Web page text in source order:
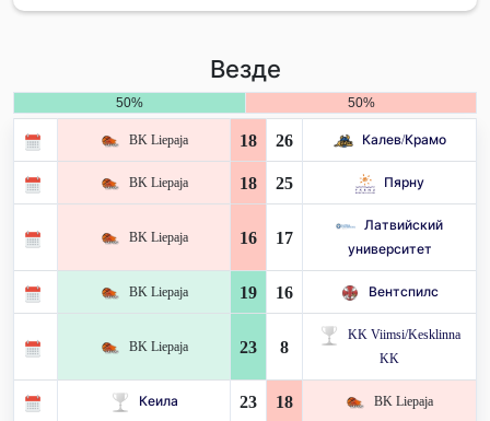
Везде
50% 50%
BK Liepaja 18 26 Калев/Крамо
BK Liepaja 18 25 Пярну
BK Liepaja 16 17
Латвийский
университет
BK Liepaja 19 16 Вентспилс
BK Liepaja 23 8
KK Viimsi/Kesklinna
KK
Кеила 23 18 BK Liepaja